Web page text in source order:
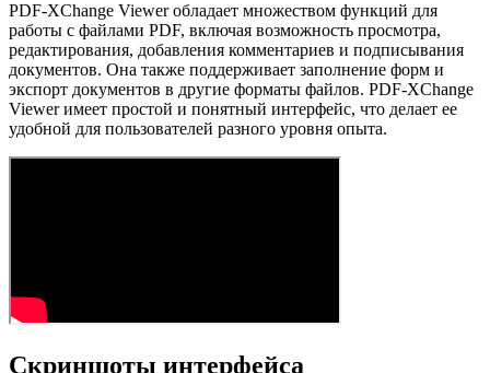
PDF-XChange Viewer обладает множеством функций для
работы с файлами PDF, включая возможность просмотра,
редактирования, добавления комментариев и подписывания
документов. Она также поддерживает заполнение форм и
экспорт документов в другие форматы файлов. PDF-XChange
Viewer имеет простой и понятный интерфейс, что делает ее
удобной для пользователей разного уровня опыта.
Скриншоты интерфейса